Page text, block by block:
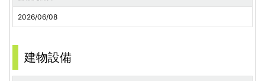
2026/06/08
建物設備